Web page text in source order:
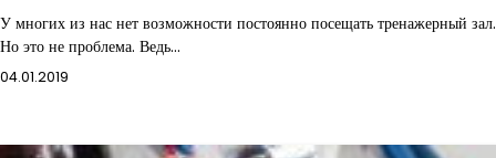
У многих из нас нет возможности постоянно посещать тренажерный зал.
Но это не проблема. Ведь…
04.01.2019